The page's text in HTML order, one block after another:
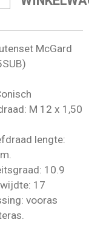
McGard
M 12 x 1,50
lengte:
10.9
17
vooras